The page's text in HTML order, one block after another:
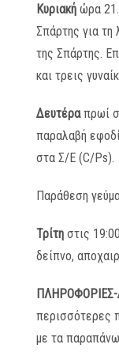
Κυριακή ώρα
Σπάρτης για τη
της Σπάρτης.
και τρεις
Δευτέραπρωί
παραλαβή
στα Σ/Ε (C/Ps).
Παράθεση
Τρίτη στις
δείπνο,
ΠΛΗΡΟΦΟΡΙΕΣ-
περισσότερες
με τα